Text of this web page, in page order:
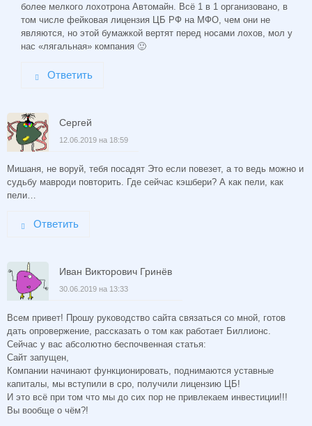
более мелкого лохотрона Автомайн. Всё 1 в 1 организовано, в
том числе фейковая лицензия ЦБ РФ на МФО, чем они не
являются, но этой бумажкой вертят перед носами лохов, мол у
нас «лягальная» компания 🙂
Ответить
Сергей
12.06.2019 на 18:59
Мишаня, не воруй, тебя посадят Это если повезет, а то ведь можно и
судьбу мавроди повторить. Где сейчас кэшбери? А как пели, как
пели…
Ответить
Иван Викторович Гринёв
30.06.2019 на 13:33
Всем привет! Прошу руководство сайта связаться со мной, готов
дать опровержение, рассказать о том как работает Биллионс.
Сейчас у вас абсолютно беспочвенная статья:
Сайт запущен,
Компании начинают функционировать, поднимаются уставные
капиталы, мы вступили в сро, получили лицензию ЦБ!
И это всё при том что мы до сих пор не привлекаем инвестиции!!!
Вы вообще о чём?!